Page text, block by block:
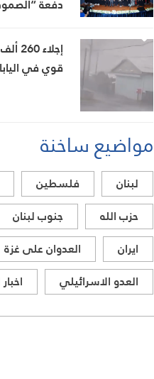
دفعة
قوي في
مواضيع ساخنة
لبنان فلسطين
حزب الله
جنوب لبنان
ايران
العدوان على غزة
العدو الاسرائيلي